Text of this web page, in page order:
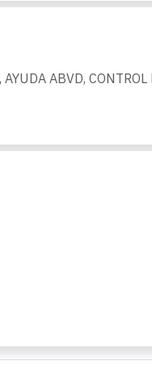
ABVD,